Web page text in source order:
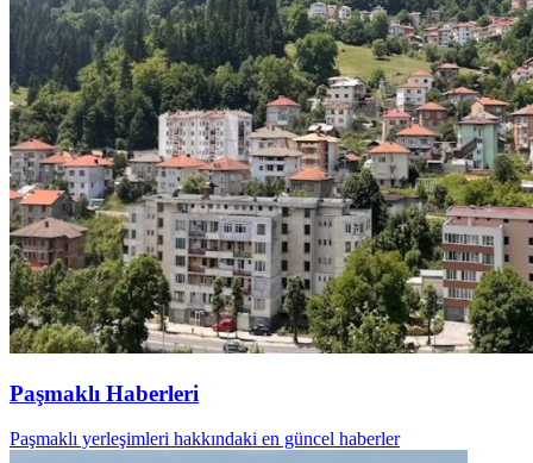
Paşmaklı Haberleri
Paşmaklı yerleşimleri hakkındaki en güncel haberler